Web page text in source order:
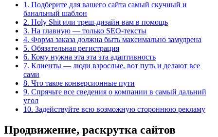
1. Подберите для вашего сайта самый скучный и
банальный шаблон
2. Holy Shit или треш-дизайн вам в помощь
3. На главную — только SEO-тексты
4. Форма заказа должна быть максимально замудрена
5. Обязательная регистрация
6. Кому нужна эта эта эта адаптивность
7. Клиенты — люди взрослые, вот путь и делают все
сами
8. Что такое конверсионные пути
9. Спрячьте все сведения о компании в самый дальний
угол
10. Задействуйте всю возможную стороннюю рекламу
Продвижение, раскрутка сайтов